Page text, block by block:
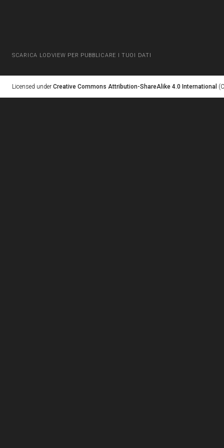
SCARICA LODVIEW PER PUBBLICARE I TUOI DATI
Licensed under Creative Commons Attribution-ShareAlike 4.0 International